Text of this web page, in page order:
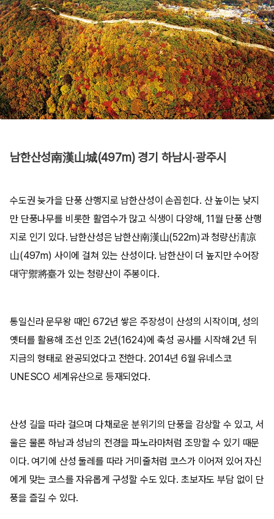
남한산성南漢山城(497m) 경기 하남시·광주시
수도권 늦가을 단풍 산행지로 남한산성이 손꼽힌다. 산 높이는 낮지
만 단풍나무를 비롯한 활엽수가 많고 식생이 다양해, 11월 단풍 산행
지로 인기 있다. 남한산성은 남한산南漢山(522m)과 청량산淸凉
山(497m) 사이에 걸쳐 있는 산성이다. 남한산이 더 높지만 수어장
대守禦將臺가 있는 청량산이 주봉이다.
통일신라 문무왕 때인 672년 쌓은 주장성이 산성의 시작이며, 성의
옛터를 활용해 조선 인조 2년(1624)에 축성 공사를 시작해 2년 뒤
지금의 형태로 완공되었다고 전한다. 2014년 6월 유네스코
UNESCO 세계유산으로 등재되었다.
산성 길을 따라 걸으며 다채로운 분위기의 단풍을 감상할 수 있고, 서
울은 물론 하남과 성남의 전경을 파노라마처럼 조망할 수 있기 때문
이다. 여기에 산성 둘레를 따라 거미줄처럼 코스가 이어져 있어 자신
에게 맞는 코스를 자유롭게 구성할 수도 있다. 초보자도 부담 없이 단
풍을 즐길 수 있다.